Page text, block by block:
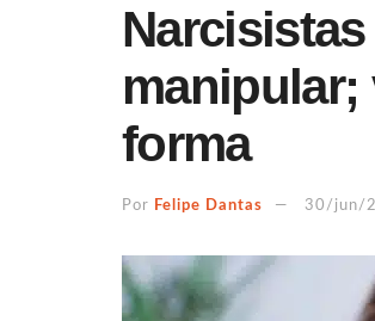
manipular;
forma
Por Felipe Dantas 30/jun/